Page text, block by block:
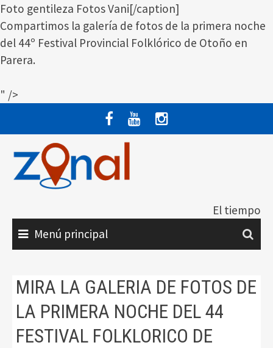
Foto gentileza Fotos Vani[/caption]
Compartimos la galería de fotos de la primera noche
del 44º Festival Provincial Folklórico de Otoño en
Parera.
" />
contenido
El tiempo
Menú principal
MIRA LA GALERIA DE FOTOS DE
LA PRIMERA NOCHE DEL 44
FESTIVAL FOLKLORICO DE